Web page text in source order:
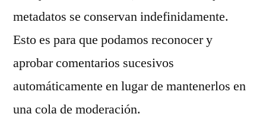
metadatos se conservan indefinidamente.
Esto es para que podamos reconocer y
aprobar comentarios sucesivos
automáticamente en lugar de mantenerlos en
una cola de moderación.